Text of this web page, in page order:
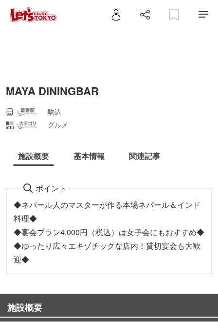
MAYA DININGBAR
駒込
グルメ
施設概要 基本情報 関連記事
ポイント
◆ネパール人のマスターが作る本場ネパール＆インド
料理◆
◆宴会プラン4,000円（税込）は女子会にもおすすめ◆
◆ゆったり広々エキゾチックな店内！貸切宴会も大歓
迎◆
施設概要